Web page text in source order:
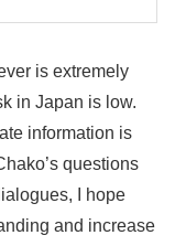
is extremely
in Japan is low.
information is
questions
I hope
and increase